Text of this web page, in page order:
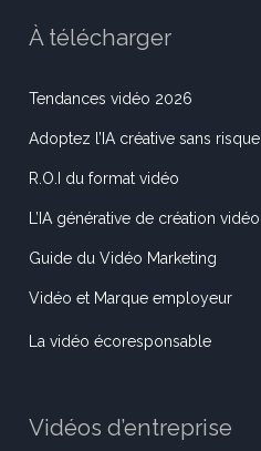
À télécharger
Tendances vidéo 2026
Adoptez l’IA créative sans risque
R.O.I du format vidéo
L’IA générative de création vidéo
Guide du Vidéo Marketing
Vidéo et Marque employeur
La vidéo écoresponsable
Vidéos d’entreprise